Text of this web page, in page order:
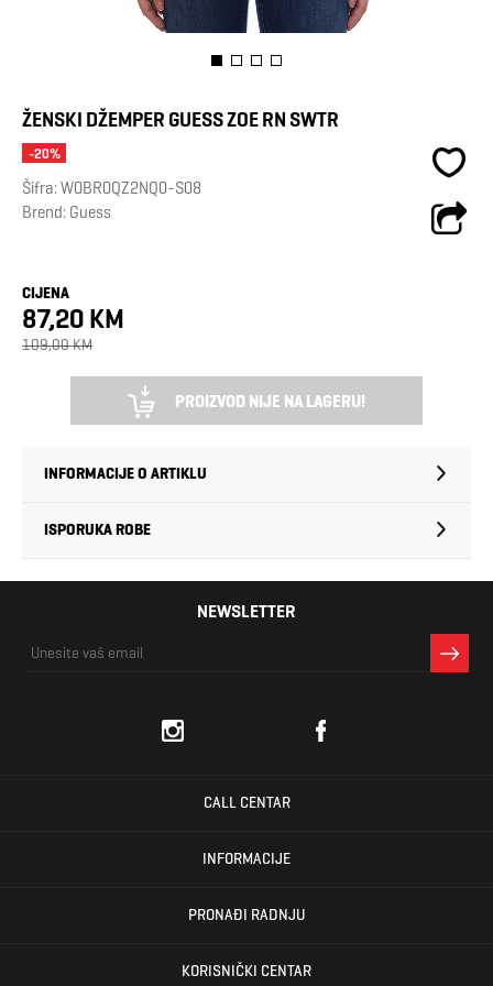
ŽENSKI DŽEMPER GUESS ZOE RN SWTR
-20%
Šifra:W0BR0QZ2NQ0-S08
Brend: Guess
CIJENA
87,20 KM
109,00 KM
PROIZVOD NIJE NA LAGERU!
INFORMACIJE O ARTIKLU
ISPORUKA ROBE
NEWSLETTER
CALL CENTAR
INFORMACIJE
PRONAĐI RADNJU
KORISNIČKI CENTAR